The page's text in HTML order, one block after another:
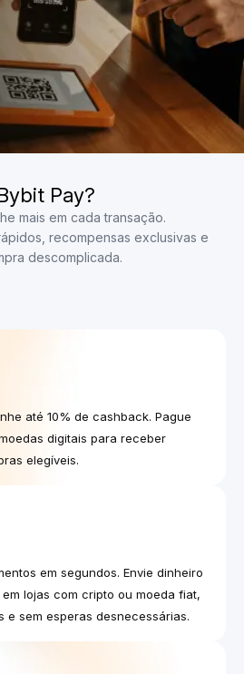
Pay?
mais em cada transação.
recompensas exclusivas e
descomplicada.
até 10% de cashback. Pague
digitais para receber
elegíveis.
em segundos. Envie dinheiro
lojas com cripto ou moeda fiat,
e sem esperas desnecessárias.